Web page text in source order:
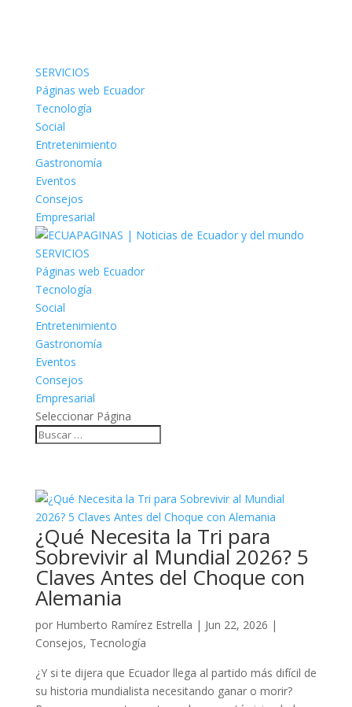
SERVICIOS
Páginas web Ecuador
Tecnología
Social
Entretenimiento
Gastronomía
Eventos
Consejos
Empresarial
SERVICIOS
Páginas web Ecuador
Tecnología
Social
Entretenimiento
Gastronomía
Eventos
Consejos
Empresarial
Seleccionar Página
¿Qué Necesita la Tri para
Sobrevivir al Mundial 2026? 5
Claves Antes del Choque con
Alemania
por Humberto Ramírez Estrella | Jun 22, 2026 |
Consejos, Tecnología
¿Y si te dijera que Ecuador llega al partido más difícil de
su historia mundialista necesitando ganar o morir?